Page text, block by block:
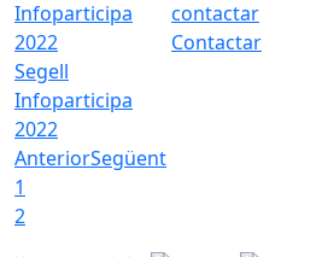
Segell
Infoparticipa
2022
Contactar
AnteriorSegüent
1
2